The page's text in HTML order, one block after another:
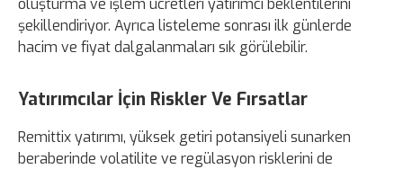
şekillendiriyor. Ayrıca listeleme sonrası ilk günlerde
hacim ve fiyat dalgalanmaları sık görülebilir.
Yatırımcılar İçin Riskler Ve Fırsatlar
Remittix yatırımı, yüksek getiri potansiyeli sunarken
beraberinde volatilite ve regülasyon risklerini de